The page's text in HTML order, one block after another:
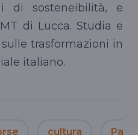
di sosteneibilità, e
di Lucca. Studia e
trasformazioni in
italiano.
cultura